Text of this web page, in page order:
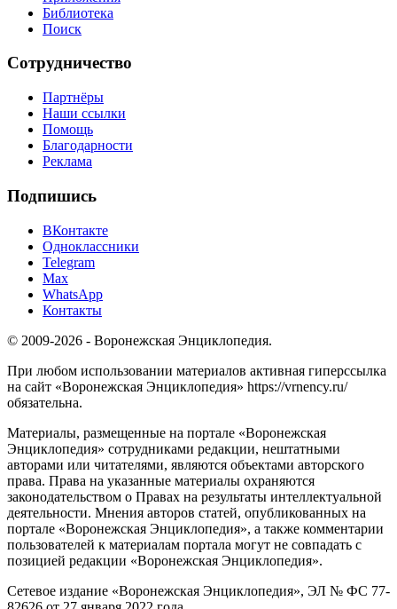
Библиотека
Поиск
Сотрудничество
Партнёры
Наши ссылки
Помощь
Благодарности
Реклама
Подпишись
ВКонтакте
Одноклассники
Telegram
Max
WhatsApp
Контакты
© 2009-2026 - Воронежская Энциклопедия.
При любом использовании материалов активная гиперссылка
на сайт «Воронежская Энциклопедия» https://vrnency.ru/
обязательна.
Материалы, размещенные на портале «Воронежская
Энциклопедия» сотрудниками редакции, нештатными
авторами или читателями, являются объектами авторского
права. Права на указанные материалы охраняются
законодательством о Правах на результаты интеллектуальной
деятельности. Мнения авторов статей, опубликованных на
портале «Воронежская Энциклопедия», а также комментарии
пользователей к материалам портала могут не совпадать с
позицией редакции «Воронежская Энциклопедия».
Сетевое издание «Воронежская Энциклопедия», ЭЛ № ФС 77-